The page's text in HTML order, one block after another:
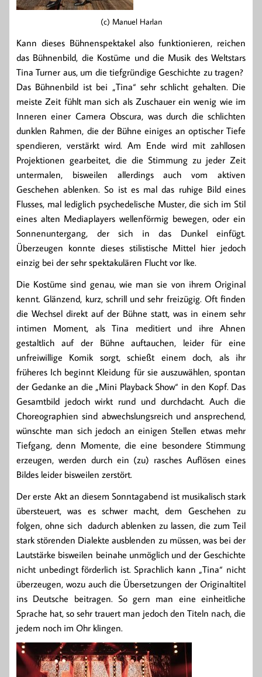
(c) Manuel Harlan
Kann dieses Bühnenspektakel also funktionieren, reichen
das Bühnenbild, die Kostüme und die Musik des Weltstars
Tina Turner aus, um die tiefgründige Geschichte zu tragen?
Das Bühnenbild ist bei „Tina“ sehr schlicht gehalten. Die
meiste Zeit fühlt man sich als Zuschauer ein wenig wie im
Inneren einer Camera Obscura, was durch die schlichten
dunklen Rahmen, die der Bühne einiges an optischer Tiefe
spendieren, verstärkt wird. Am Ende wird mit zahllosen
Projektionen gearbeitet, die die Stimmung zu jeder Zeit
untermalen, bisweilen allerdings auch vom aktiven
Geschehen ablenken. So ist es mal das ruhige Bild eines
Flusses, mal lediglich psychedelische Muster, die sich im Stil
eines alten Mediaplayers wellenförmig bewegen, oder ein
Sonnenuntergang, der sich in das Dunkel einfügt.
Überzeugen konnte dieses stilistische Mittel hier jedoch
einzig bei der sehr spektakulären Flucht vor Ike.
Die Kostüme sind genau, wie man sie von ihrem Original
kennt. Glänzend, kurz, schrill und sehr freizügig. Oft finden
die Wechsel direkt auf der Bühne statt, was in einem sehr
intimen Moment, als Tina meditiert und ihre Ahnen
gestaltlich auf der Bühne auftauchen, leider für eine
unfreiwillige Komik sorgt, schießt einem doch, als ihr
früheres Ich beginnt Kleidung für sie auszuwählen, spontan
der Gedanke an die „Mini Playback Show“ in den Kopf. Das
Gesamtbild jedoch wirkt rund und durchdacht. Auch die
Choreographien sind abwechslungsreich und ansprechend,
wünschte man sich jedoch an einigen Stellen etwas mehr
Tiefgang, denn Momente, die eine besondere Stimmung
erzeugen, werden durch ein (zu) rasches Auflösen eines
Bildes leider bisweilen zerstört.
Der erste Akt an diesem Sonntagabend ist musikalisch stark
übersteuert, was es schwer macht, dem Geschehen zu
folgen, ohne sich dadurch ablenken zu lassen, die zum Teil
stark störenden Dialekte ausblenden zu müssen, was bei der
Lautstärke bisweilen beinahe unmöglich und der Geschichte
nicht unbedingt förderlich ist. Sprachlich kann „Tina“ nicht
überzeugen, wozu auch die Übersetzungen der Originaltitel
ins Deutsche beitragen. So gern man eine einheitliche
Sprache hat, so sehr trauert man jedoch den Titeln nach, die
jedem noch im Ohr klingen.